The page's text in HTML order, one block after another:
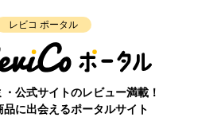
レビコ ポータル
・公式サイトのレビュー満載！
品に出会えるポータルサイト